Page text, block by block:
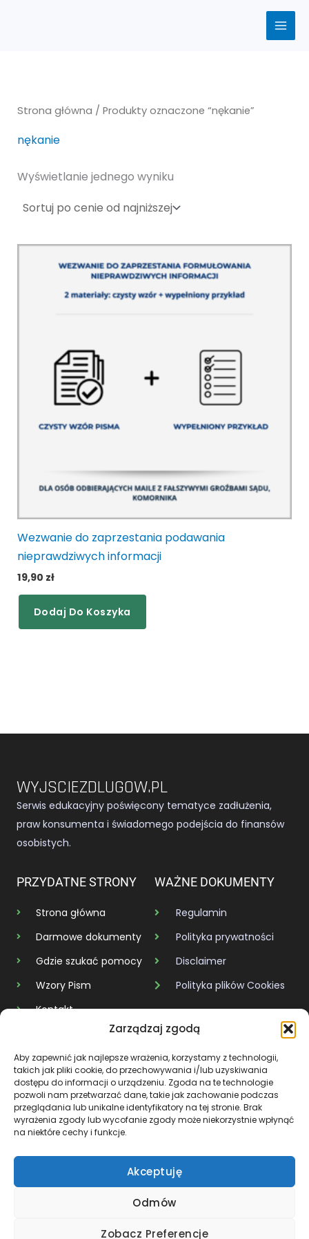
Zarządzaj zgodą
Aby zapewnić jak najlepsze wrażenia, korzystamy z technologii,
takich jak pliki cookie, do przechowywania i/lub uzyskiwania
dostępu do informacji o urządzeniu. Zgoda na te technologie
pozwoli nam przetwarzać dane, takie jak zachowanie podczas
przeglądania lub unikalne identyfikatory na tej stronie. Brak
wyrażenia zgody lub wycofanie zgody może niekorzystnie wpłynąć
na niektóre cechy i funkcje.
Akceptuję
Odmów
Zobacz Preferencje
Strona główna / Produkty oznaczone “nękanie”
nękanie
Wyświetlanie jednego wyniku
Wezwanie do zaprzestania podawania
nieprawdziwych informacji
19,90 zł
Dodaj Do Koszyka
WYJSCIEZDLUGOW.PL
Serwis edukacyjny poświęcony tematyce zadłużenia,
praw konsumenta i świadomego podejścia do finansów
osobistych.
PRZYDATNE STRONY
Strona główna
Darmowe dokumenty
Gdzie szukać pomocy
Wzory Pism
Kontakt
WAŻNE DOKUMENTY
Regulamin
Polityka prywatności
Disclaimer
Polityka plików Cookies
BÓL JEST CHWILOWY, ALE SIŁA, KTÓRĄ W SOBIE BUDUJESZ,
ZOSTAJE NA ZAWSZE.
Copyright © 2026 Wyjscie z Dlugów
Treści na stronie mają charakter edukacyjny i informacyjny.
przepisów prawa. Nie odnoszą się do konkretnych przypadków